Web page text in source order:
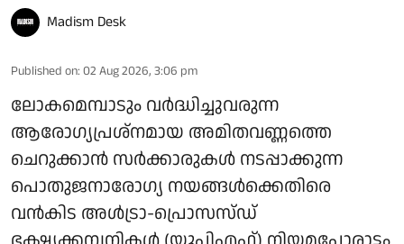
Madism Desk
Published on: 02 Aug 2026, 3:06 pm
ലോകമെമ്പാടും വര്‍ദ്ധിച്ചുവരുന്ന
ആരോഗ്യപ്രശ്‌നമായ അമിതവണ്ണത്തെ
ചെറുക്കാന്‍ സര്‍ക്കാരുകള്‍ നടപ്പാക്കുന്ന
പൊതുജനാരോഗ്യ നയങ്ങള്‍ക്കെതിരെ
വന്‍കിട അള്‍ട്രാ-പ്രൊസസ്ഡ്